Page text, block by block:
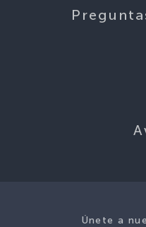
Únete a